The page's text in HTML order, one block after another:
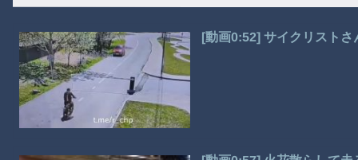
[動画0:52] サイクリスト